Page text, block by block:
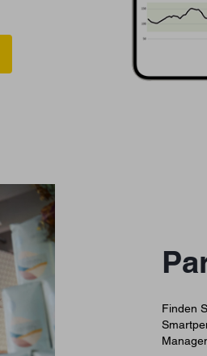
Finden